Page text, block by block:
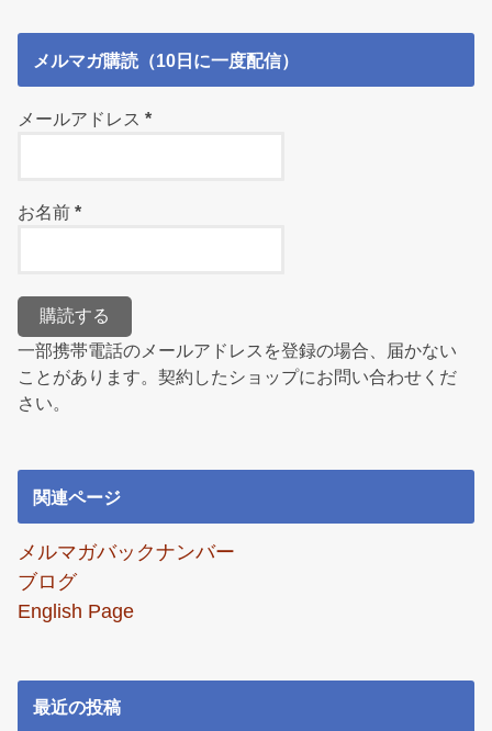
メルマガ購読（10日に一度配信）
メールアドレス*
お名前*
一部携帯電話のメールアドレスを登録の場合、届かない
ことがあります。契約したショップにお問い合わせくだ
さい。
関連ページ
メルマガバックナンバー
ブログ
English Page
最近の投稿